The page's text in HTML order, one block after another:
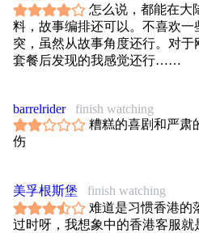
怎么说，都能在大
料，故事编排还可以。不喜欢
突，虽然从故事角度还行。对
套餐后发现的我感觉还行……
barrelrider
finish watching
糟糕的喜剧和严肃
伤
美孚根斯堡
finish watching
难道是习惯香港的
过时呀，我想象中的香港客服